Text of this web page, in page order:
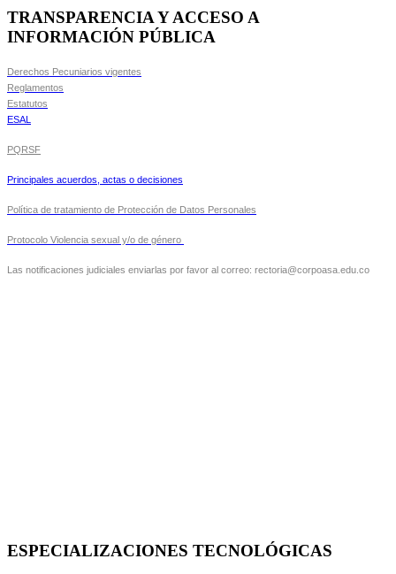
TRANSPARENCIA Y ACCESO A
INFORMACIÓN PÚBLICA
Derechos Pecuniarios vigentes
Reglamentos
Estatutos
ESAL
PQRSF
Principales acuerdos, actas o decisiones
Política de tratamiento de Protección de Datos Personales
Protocolo Violencia sexual y/o de género
Las notificaciones judiciales enviarlas por favor al correo: rectoria@corpoasa.edu.co
ESPECIALIZACIONES TECNOLÓGICAS